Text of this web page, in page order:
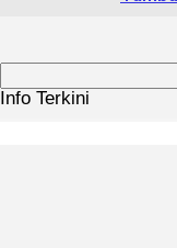
Info Terkini